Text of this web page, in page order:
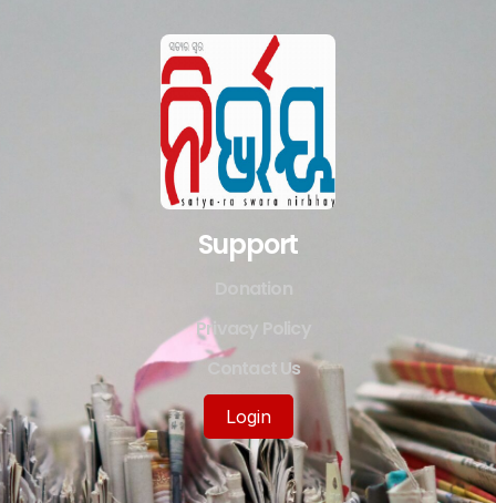
Support
Privacy Policy
Contact Us
Login